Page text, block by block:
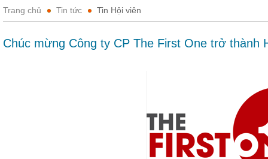
Trang chủ Tin tức Tin Hội viên
Chúc mừng Công ty CP The First One trở thành